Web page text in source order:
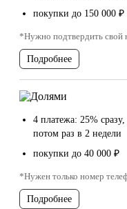
покупки до 150 000 ₽
*Нужно подтвердить свой
Подробнее
4 платежа: 25% сразу,
потом раз в 2 недели
покупки до 40 000 ₽
*Нужен только номер
Подробнее